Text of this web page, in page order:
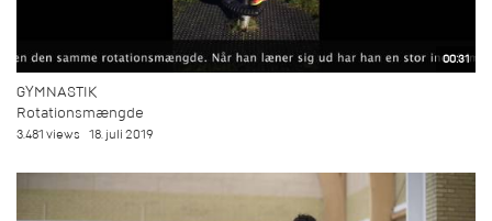
00:31
GYMNASTIK
Rotationsmængde
3.481 views 18. juli 2019